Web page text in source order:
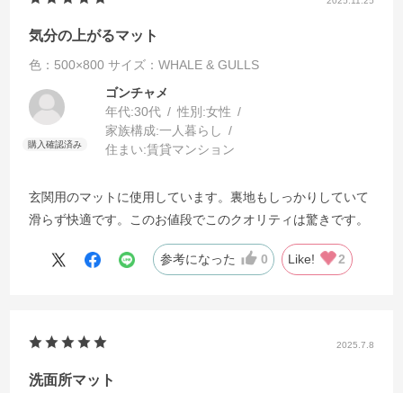
気分の上がるマット
色：500×800 サイズ：WHALE & GULLS
ゴンチャメ
年代:30代 性別:女性
家族構成:一人暮らし
住まい:賃貸マンション
玄関用のマットに使用しています。裏地もしっかりしていて
滑らず快適です。このお値段でこのクオリティは驚きです。
参考になった 0 Like! 2
2025.7.8
洗面所マット